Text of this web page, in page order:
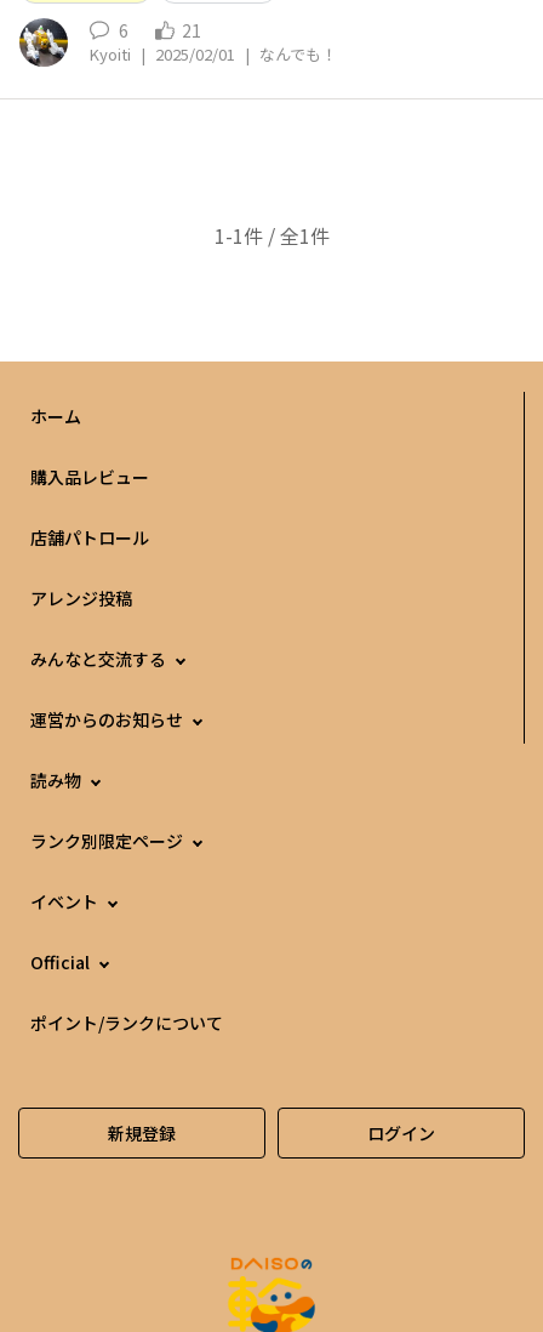
6 21
Kyoiti | 2025/02/01 | なんでも！
1-1件 / 全1件
ホーム
購入品レビュー
店舗パトロール
アレンジ投稿
みんなと交流する
運営からのお知らせ
読み物
ランク別限定ページ
イベント
Official
ポイント/ランクについて
新規登録 ログイン